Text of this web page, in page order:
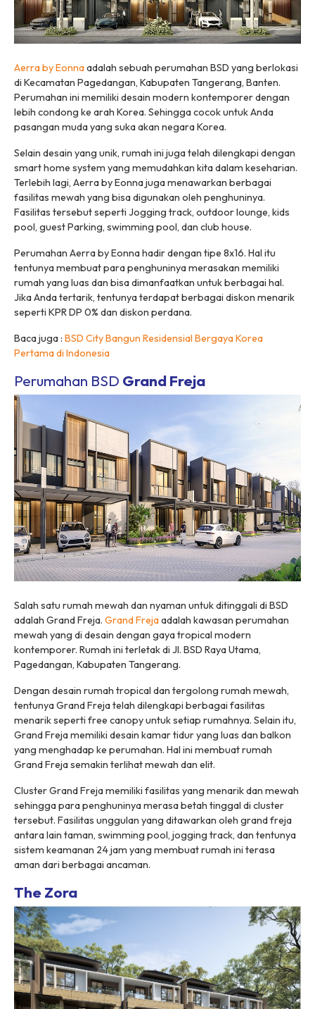
Aerra by Eonnaadalah sebuah perumahan BSD yang berlokasi
di Kecamatan Pagedangan, Kabupaten Tangerang, Banten.
Perumahan ini memiliki desain modern kontemporer dengan
lebih condong ke arah Korea. Sehingga cocok untuk Anda
pasangan muda yang suka akan negara Korea.
Selain desain yang unik, rumah ini juga telah dilengkapi dengan
smart home system yang memudahkan kita dalam keseharian.
Terlebih lagi, Aerra by Eonna juga menawarkan berbagai
fasilitas mewah yang bisa digunakan oleh penghuninya.
Fasilitas tersebut seperti Jogging track, outdoor lounge, kids
pool, guest Parking, swimming pool, dan club house.
Perumahan Aerra by Eonna hadir dengan tipe 8x16. Hal itu
tentunya membuat para penghuninya merasakan memiliki
rumah yang luas dan bisa dimanfaatkan untuk berbagai hal.
Jika Anda tertarik, tentunya terdapat berbagai diskon menarik
seperti KPR DP 0% dan diskon perdana.
Baca juga : BSD City Bangun Residensial Bergaya Korea
Pertama di Indonesia
Perumahan BSD Grand Freja
Salah satu rumah mewah dan nyaman untuk ditinggali di BSD
adalah Grand Freja. Grand Frejaadalah kawasan perumahan
mewah yang di desain dengan gaya tropical modern
kontemporer. Rumah ini terletak di Jl. BSD Raya Utama,
Pagedangan, Kabupaten Tangerang.
Dengan desain rumah tropical dan tergolong rumah mewah,
tentunya Grand Freja telah dilengkapi berbagai fasilitas
menarik seperti free canopyuntuk setiap rumahnya. Selain itu,
Grand Freja memiliki desain kamar tidur yang luas dan balkon
yang menghadap ke perumahan. Hal ini membuat rumah
Grand Freja semakin terlihat mewah dan elit.
Cluster Grand Freja memiliki fasilitas yang menarik dan mewah
sehingga para penghuninya merasa betah tinggal di cluster
tersebut. Fasilitas unggulan yang ditawarkan oleh grand freja
antara lain taman, swimming pool, jogging track, dan tentunya
sistem keamanan 24 jam yang membuat rumah ini terasa
aman dari berbagai ancaman.
The Zora